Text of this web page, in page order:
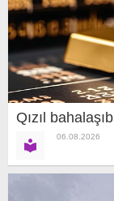
Qızıl bahalaşıb
06.08.2026